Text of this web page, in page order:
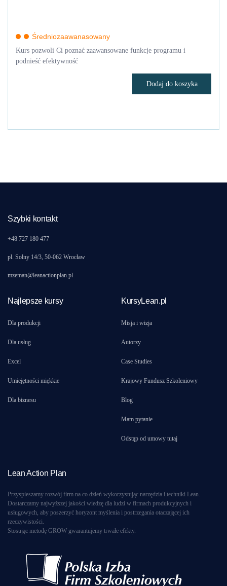
Średniozaawanasowany
Kurs pozwoli Ci poznać zaawansowane funkcje programu i
podnieść efektywność
Dodaj do koszyka
Szybki kontakt
+48 727 180 477
pl. Solny 14/3, 50-062 Wrocław
mzeman@leanactionplan.pl
Najlepsze kursy
Dla produkcji
Dla usług
Excel
Umiejętności miękkie
Dla biznesu
KursyLean.pl
Misja i wizja
Autorzy
Case Studies
Krajowy Fundusz Szkoleniowy
Blog
Mam pytanie
Odstąp od umowy tutaj
Lean Action Plan
Przyspieszamy rozwój firm na co dzień wykorzystując narzędzia i techniki Lean.
Dostarczamy najwyższej jakości wiedzę dla ludzi w firmach produkcyjnych i
usługowych, aby poszerzyć horyzont myślenia i postrzegania otaczającej ich
rzeczywistości.
Stosując metodę GROW gwarantujemy trwałe efekty.